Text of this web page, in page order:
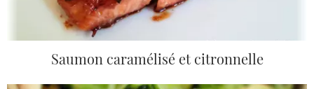
Saumon caramélisé et citronnelle